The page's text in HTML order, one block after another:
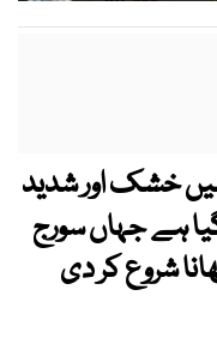
خشک اور شدید
ہے جہاں سورج
شروع کر دی